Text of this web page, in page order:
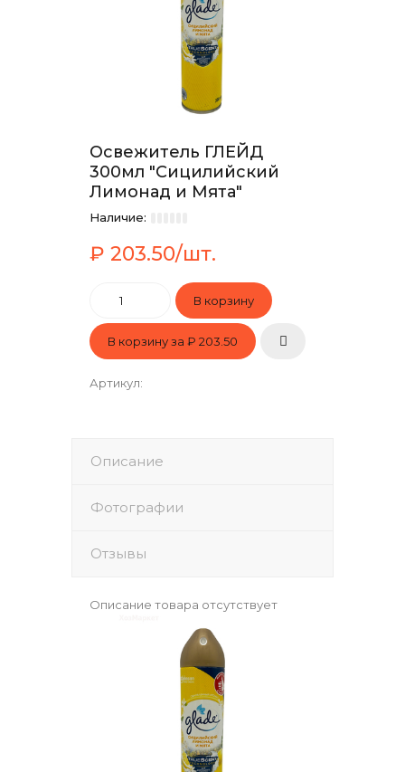
Освежитель ГЛЕЙД
300мл "Сицилийский
Лимонад и Мята"
Наличие:
₽ 203.50/шт.
В корзину за ₽ 203.50
Артикул:
Описание
Фотографии
Отзывы
Описание товара отсутствует